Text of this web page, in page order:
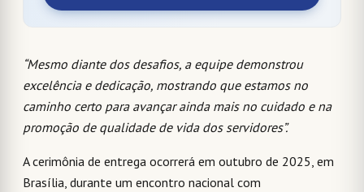
“Mesmo diante dos desafios, a equipe demonstrou
excelência e dedicação, mostrando que estamos no
caminho certo para avançar ainda mais no cuidado e na
promoção de qualidade de vida dos servidores”.
A cerimônia de entrega ocorrerá em outubro de 2025, em
Brasília, durante um encontro nacional com